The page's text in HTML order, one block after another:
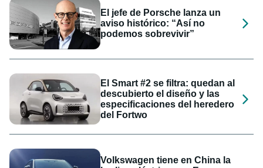
El jefe de Porsche lanza un
aviso histórico: “Así no
podemos sobrevivir”
El Smart #2 se filtra: quedan al
descubierto el diseño y las
especificaciones del heredero
del Fortwo
Volkswagen tiene en China la